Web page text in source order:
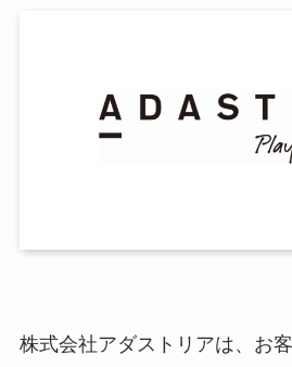
株式会社アダストリアは、お